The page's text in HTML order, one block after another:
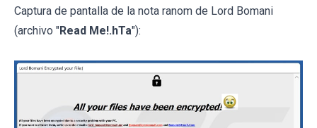
Captura de pantalla de la nota ranom de Lord Bomani
(archivo "Read Me!.hTa"):